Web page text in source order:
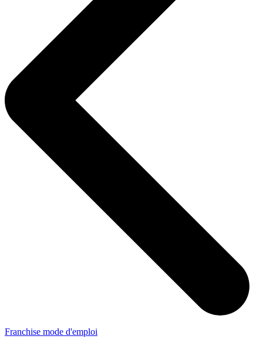
Franchise mode d'emploi